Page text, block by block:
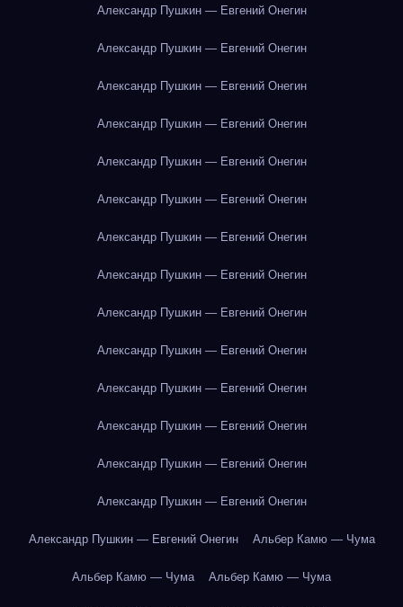
Александр Пушкин — Евгений Онегин
Александр Пушкин — Евгений Онегин
Александр Пушкин — Евгений Онегин
Александр Пушкин — Евгений Онегин
Александр Пушкин — Евгений Онегин
Александр Пушкин — Евгений Онегин
Александр Пушкин — Евгений Онегин
Александр Пушкин — Евгений Онегин
Александр Пушкин — Евгений Онегин
Александр Пушкин — Евгений Онегин
Александр Пушкин — Евгений Онегин
Александр Пушкин — Евгений Онегин
Александр Пушкин — Евгений Онегин
Александр Пушкин — Евгений Онегин
Александр Пушкин — Евгений Онегин Альбер Камю — Чума
Альбер Камю — Чума Альбер Камю — Чума